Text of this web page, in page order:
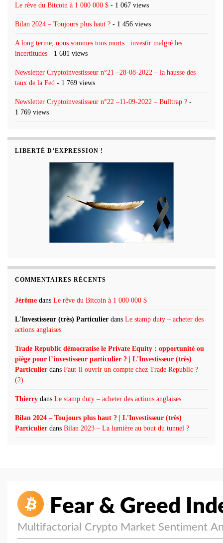
Le rêve du Bitcoin à 1 000 000 $ - 1 067 views
Bilan 2024 – Toujours plus haut ? - 1 456 views
A long terme, nous sommes tous morts : investir malgré les
incertitudes - 1 681 views
Newsletter Cryptoinvestisseur n°21 –28-08-2022 – la hausse des
taux de la Fed - 1 769 views
Newsletter Cryptoinvestisseur n°22 –11-09-2022 – Bulltrap ? -
1 769 views
LIBERTÉ D’EXPRESSION !
COMMENTAIRES RÉCENTS
Jérôme dans Le rêve du Bitcoin à 1 000 000 $
L'Investisseur (très) Particulier dans Le stamp duty – acheter des
actions anglaises
Trade Republic démocratise le Private Equity : opportunité ou
piège pour l’investisseur particulier ? | L'Investisseur (très)
Particulier dans Faut-il ouvrir un compte chez Trade Republic ?
(2)
Thierry dans Le stamp duty – acheter des actions anglaises
Bilan 2024 – Toujours plus haut ? | L'Investisseur (très)
Particulier dans Bilan 2023 – La lumière au bout du tunnel ?